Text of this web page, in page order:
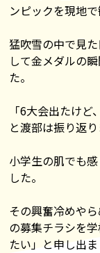
ンピックを現地で
猛吹雪の中で見
して金メダルの
た。
「6大会出たけ
と渡部は振り返り
小学生の肌でも
した。
その興奮冷めや
の募集チラシを
たい」と申し出ま